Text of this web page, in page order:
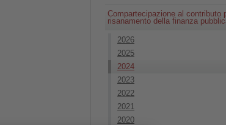
Compartecipazione al contributo
risanamento della finanza
2026
2025
2024
2023
2022
2021
2020